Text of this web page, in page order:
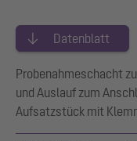
Datenblatt
Probenahmeschacht
und Auslauf zum
Aufsatzstück mit